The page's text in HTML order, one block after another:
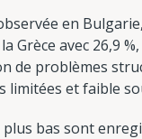
en
Grèce avec 26,9
de problèmes
limitées et faible
bas sont